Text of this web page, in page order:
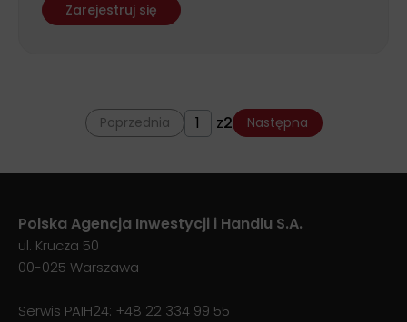
Zarejestruj się
Poprzednia z2 Następna
Polska Agencja Inwestycji i Handlu S.A.
ul. Krucza 50
00-025 Warszawa
Serwis PAIH24: +48 22 334 99 55